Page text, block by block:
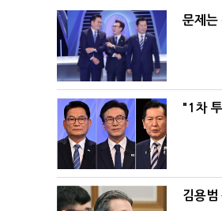
문제는
"1차
김용범